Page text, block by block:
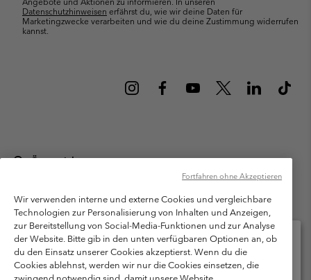
Datenschutzhinweisen erfährst du, wie wir deine Daten für
Marketingzwecke verarbeiten und wie du deine Zustimmung widerrufen
kannst.
Österreich
Columbia Sportswear Austria GmbH. Moosfeldstraße 1, 5101
Bergheim, Salzburg Österreich. Alle Rechte vorbehalten.
Nutzungsbedingungen
Allgemeine Verkaufsbedingungen
Garantie
Datenschutzerklärung
Bestimmungen und Bedingungen des Mitglieder Programms
Wir verwenden interne und externe Cookies und vergleichbare
Technologien zur Personalisierung von Inhalten und Anzeigen,
zur Bereitstellung von Social-Media-Funktionen und zur Analyse
der Website. Bitte gib in den unten verfügbaren Optionen an, ob
du den Einsatz unserer Cookies akzeptierst. Wenn du die
Cookies ablehnst, werden wir nur die Cookies einsetzen, die
Fortfahren ohne Akzeptieren
Bitte wählen Sie Ihr Lieferland und Ihre Sprache